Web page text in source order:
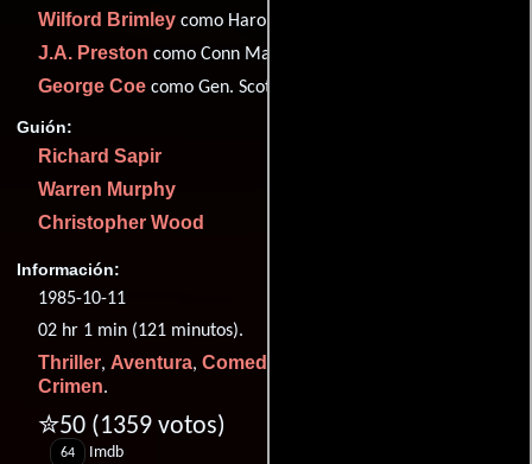
Wilford Brimley como Harold Smith
J.A. Preston como Conn MacCleary
George Coe como Gen. Scott Watson
Guión:
Richard Sapir
Warren Murphy
Christopher Wood
Información:
1985-10-11
02 hr 1 min (121 minutos).
Thriller, Aventura, Comedia
Crimen.
✮50 (1359 votos)
64 Imdb